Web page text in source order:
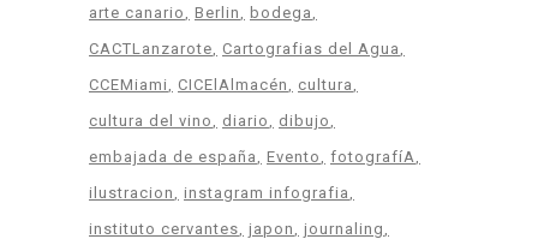
arte canario
Berlin
bodega
CACTLanzarote
Cartografias del Agua
CCEMiami
CICElAlmacén
cultura
cultura del vino
diario
dibujo
embajada de españa
Evento
fotografíA
ilustracion
instagram infografia
instituto cervantes japon
journaling